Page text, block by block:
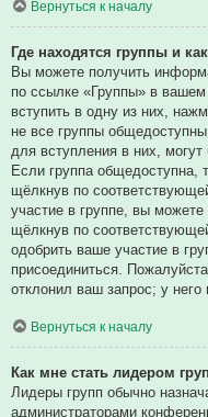
Вернуться к началу
Где находятся группы и
Вы можете получить
по ссылке «Группы» в
вступить в одну из них,
не все группы
для вступления в них,
Если группа общедоступна,
щёлкнув по
участие в группе, вы можете
щёлкнув по
одобрить ваше участие в
присоединиться.
отклонил ваш запрос; у
Вернуться к началу
Как мне стать лидером
Лидеры групп обычно
администраторами